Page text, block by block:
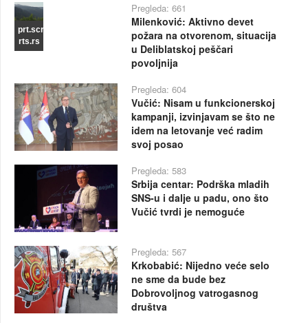
prt.scr
rts.rs
Pregleda: 661
Milenković: Aktivno devet
požara na otvorenom, situacija
u Deliblatskoj peščari
povoljnija
Pregleda: 604
Vučić: Nisam u funkcionerskoj
kampanji, izvinjavam se što ne
idem na letovanje već radim
svoj posao
Pregleda: 583
Srbija centar: Podrška mladih
SNS-u i dalje u padu, ono što
Vučić tvrdi je nemoguće
Pregleda: 567
Krkobabić: Nijedno veće selo
ne sme da bude bez
Dobrovoljnog vatrogasnog
društva